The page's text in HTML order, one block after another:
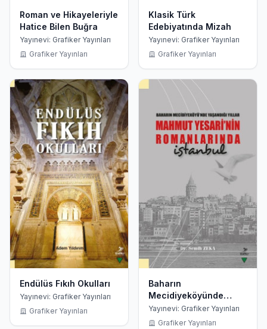
Roman ve Hikayeleriyle
Hatice Bilen Buğra
Yayınevi: Grafiker Yayınları
Grafiker Yayınları
Klasik Türk
Edebiyatında Mizah
Yayınevi: Grafiker Yayınları
Grafiker Yayınları
Endülüs Fıkıh Okulları
Yayınevi: Grafiker Yayınları
Grafiker Yayınları
Baharın
Mecidiyeköyünde
Yaşandığı Yıllar
Mahmut Yesarinin
Yayınevi: Grafiker Yayınları
Grafiker Yayınları